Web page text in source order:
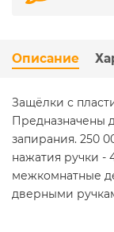
Описание
Защёлки с
Предназначены
запирания. 250
нажатия ручки -
межкомнатные
дверными